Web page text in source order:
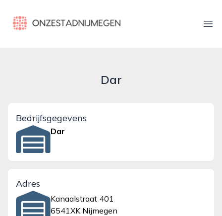
onzestadnijmegen.nl
Dar
Bedrijfsgegevens
Dar
Adres
Kanaalstraat 401
6541XK Nijmegen